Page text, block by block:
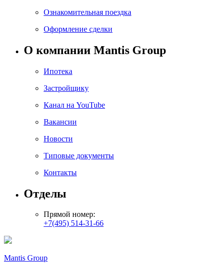
Ознакомительная поездка
Оформление сделки
О компании Mantis Group
Ипотека
Застройщику
Канал на YouTube
Вакансии
Новости
Типовые документы
Контакты
Отделы
Прямой номер:
+7(495) 514-31-66
Mantis Group